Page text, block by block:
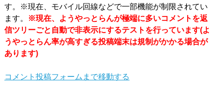
す。※現在、モバイル回線などで一部機能が制限されてい
ます。
※現在、ようやっとらんが極端に多いコメントを返
信ツリーごと自動で非表示にするテストを行っています(よ
うやっとらん率が高すぎる投稿端末は規制がかかる場合が
あります)
コメント投稿フォームまで移動する